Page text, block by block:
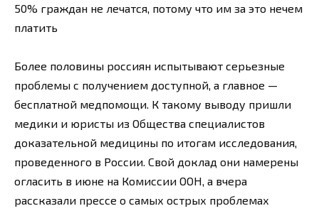
50% граждан не лечатся, потому что им за это нечем
платить
Более половины россиян испытывают серьезные
проблемы с получением доступной, а главное —
бесплатной медпомощи. К такому выводу пришли
медики и юристы из Общества специалистов
доказательной медицины по итогам исследования,
проведенного в России. Свой доклад они намерены
огласить в июне на Комиссии ООН, а вчера
рассказали прессе о самых острых проблемах